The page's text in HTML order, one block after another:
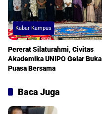
Kabar Kampus
Pererat Silaturahmi, Civitas
Akademika UNIPO Gelar Buka
Puasa Bersama
Baca Juga